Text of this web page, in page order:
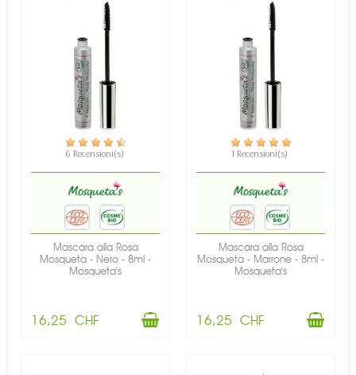
6 Recensioni(s)
Mascara alla Rosa
Mosqueta - Nero - 8ml -
Mosqueta's
16,25 CHF
1 Recensioni(s)
Mascara alla Rosa
Mosqueta - Marrone - 8ml -
Mosqueta's
16,25 CHF